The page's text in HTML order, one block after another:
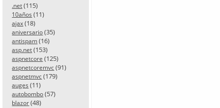
.net (115)
10años (11)
ajax (18)
aniversario (35)
antispam (16)
asp.net (153)
aspnetcore (125)
aspnetcoremvc (91)
aspnetmvc (179)
auges (11)
autobombo (57)
blazor (48)